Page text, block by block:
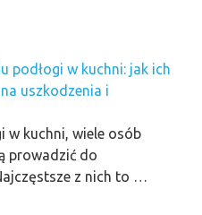
podłogi w kuchni: jak ich
uszkodzenia i
w kuchni, wiele osób
prowadzić do
z nich to …